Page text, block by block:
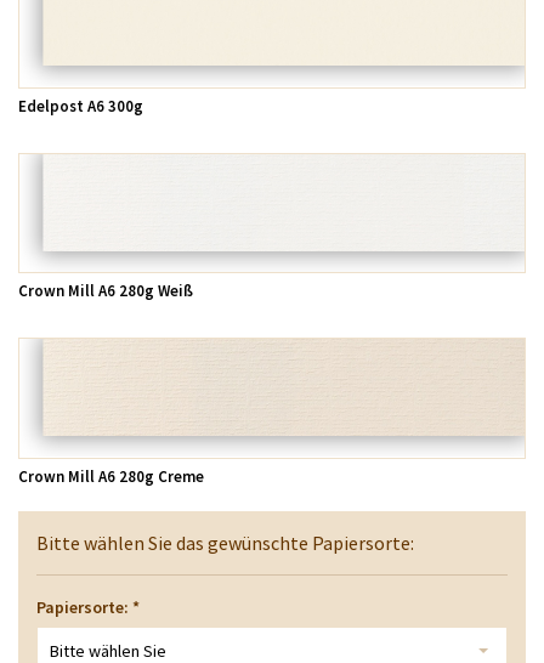
Edelpost A6 300g
Crown Mill A6 280g Weiß
Crown Mill A6 280g Creme
Bitte wählen Sie das gewünschte Papiersorte:
Papiersorte: *
Bitte wählen Sie